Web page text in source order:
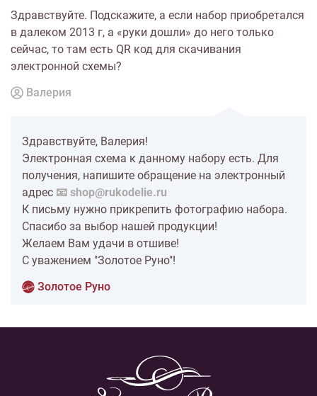
Здравствуйте. Подскажите, а если набор приобретался
в далеком 2013 г, а «руки дошли» до него только
сейчас, то там есть QR код для скачивания
электронной схемы?
Валерия
Здравствуйте, Валерия!
Электронная схема к данному набору есть. Для
получения, напишите обращение на электронный
адрес 📧 shop@rukodelie.ru
К письму нужно прикрепить фотографию набора.
Спасибо за выбор нашей продукции!
Желаем Вам удачи в отшиве!
С уважением "Золотое Руно"!
Золотое Руно